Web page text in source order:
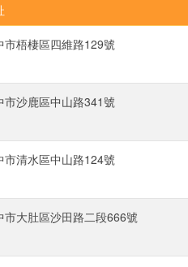
市梧棲區四維路129號
市沙鹿區中山路341號
市清水區中山路124號
市大肚區沙田路二段666號